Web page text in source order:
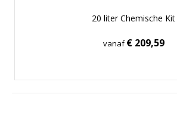
20 liter Chemische Kit
vanaf€ 209,59